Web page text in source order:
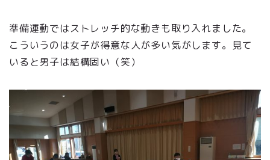
準備運動ではストレッチ的な動きも取り入れました。
こういうのは女子が得意な人が多い気がします。見て
いると男子は結構固い（笑）